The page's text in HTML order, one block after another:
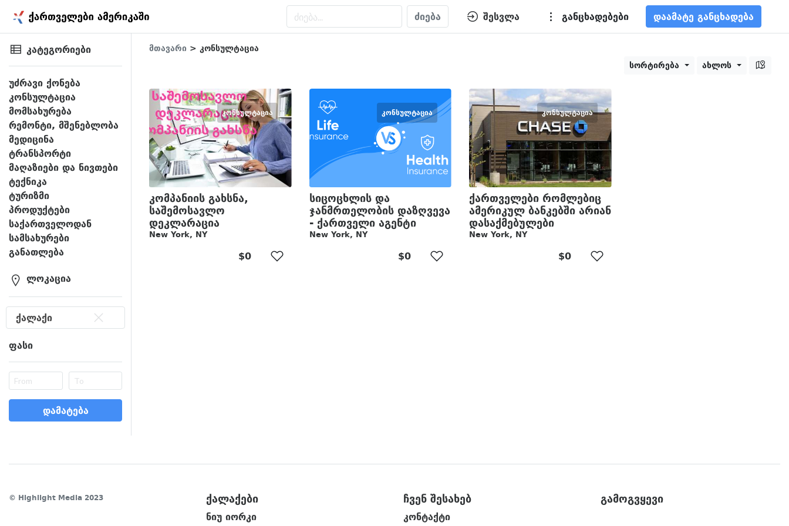
ძიება შესვლა განცხადებები დაამატე განცხადება
კატეგორიები
უძრავი ქონება
კონსულტაცია
მომსახურება
რემონტი, მშენებლობა
მედიცინა
ტრანსპორტი
მაღაზიები და ნივთები
ტექნიკა
ტურიზმი
პროდუქტები
საქართველოდან
სამსახურები
განათლება
ლოკაცია
ქალაქი
ფასი
დამატება
მთავარი > კონსულტაცია
სორტირება
ახლოს
ᲙᲝᲜᲡᲣᲚᲢᲐᲪᲘᲐ
კომპანიის გახსნა,
საშემოსავლო
დეკლარაცია
New York, NY
$0
ᲙᲝᲜᲡᲣᲚᲢᲐᲪᲘᲐ
სიცოცხლის და
ჯანმრთელობის დაზღვევა
- ქართველი აგენტი
New York, NY
$0
ᲙᲝᲜᲡᲣᲚᲢᲐᲪᲘᲐ
ქართველები რომლებიც
ამერიკულ ბანკებში არიან
დასაქმებულები
New York, NY
$0
© Highlight Media 2023 ქალაქები
ნიუ იორკი
ჩვენ შესახებ
კონტაქტი
გამოგვყევი